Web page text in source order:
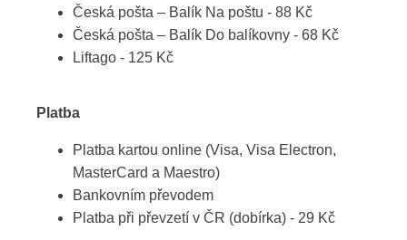
Česká pošta – Balík Na poštu - 88 Kč
Česká pošta – Balík Do balíkovny - 68 Kč
Liftago - 125 Kč
Platba
Platba kartou online (Visa, Visa Electron,
MasterCard a Maestro)
Bankovním převodem
Platba při převzetí v ČR (dobírka) - 29 Kč